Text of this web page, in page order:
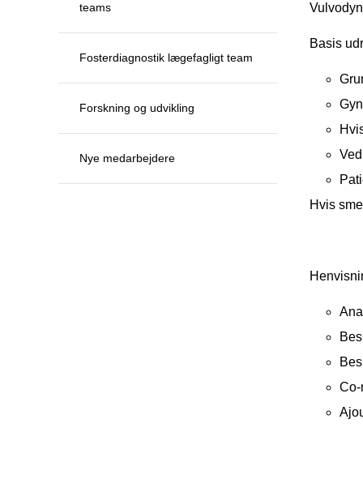
teams
Fosterdiagnostik lægefagligt team
Forskning og udvikling
Nye medarbejdere
Basis
Hvis
Co-